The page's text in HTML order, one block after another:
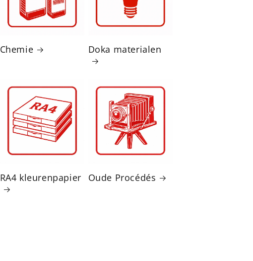
Chemie Doka materialen
RA4 kleurenpapier Oude Procédés